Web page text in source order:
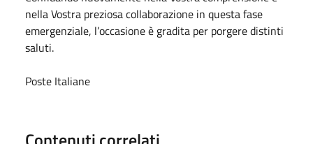
nella Vostra preziosa collaborazione in questa fase
emergenziale, l’occasione è gradita per porgere distinti
saluti.
Poste Italiane